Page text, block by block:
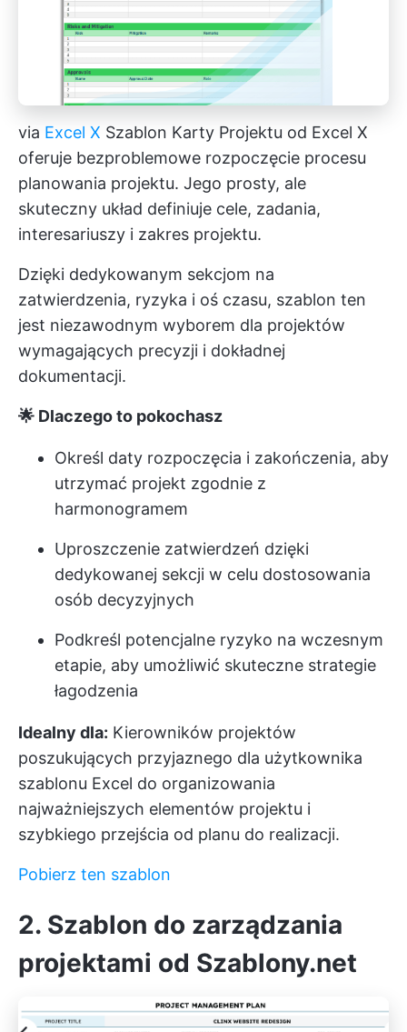
via Excel X Szablon Karty Projektu od Excel X
oferuje bezproblemowe rozpoczęcie procesu
planowania projektu. Jego prosty, ale
skuteczny układ definiuje cele, zadania,
interesariuszy i zakres projektu.
Dzięki dedykowanym sekcjom na
zatwierdzenia, ryzyka i oś czasu, szablon ten
jest niezawodnym wyborem dla projektów
wymagających precyzji i dokładnej
dokumentacji.
🌟 Dlaczego to pokochasz
Określ daty rozpoczęcia i zakończenia, aby
utrzymać projekt zgodnie z
harmonogramem
Uproszczenie zatwierdzeń dzięki
dedykowanej sekcji w celu dostosowania
osób decyzyjnych
Podkreśl potencjalne ryzyko na wczesnym
etapie, aby umożliwić skuteczne strategie
łagodzenia
Idealny dla: Kierowników projektów
poszukujących przyjaznego dla użytkownika
szablonu Excel do organizowania
najważniejszych elementów projektu i
szybkiego przejścia od planu do realizacji.
Pobierz ten szablon
2. Szablon do zarządzania
projektami od Szablony.net